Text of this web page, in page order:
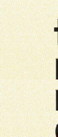
Дизайн,Кино
Графический